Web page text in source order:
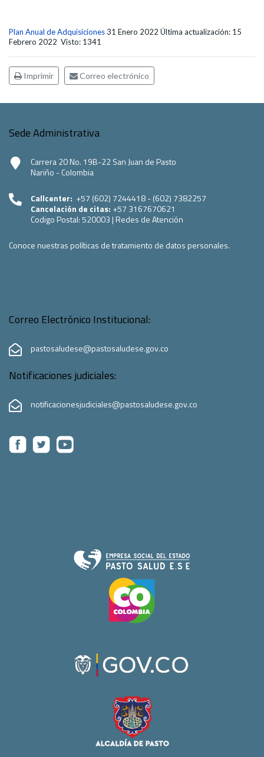
Plan Anual de Adquisiciones31 Enero 2022 Última actualización: 15
Febrero 2022 Visto: 1341
Imprimir Correo electrónico
Sede Administrativa
Carrera 20 No. 19B-22 San Juan de Pasto
Nariño - Colombia
Callcenter: +57 (602) 7244418 - (602) 7382257
Cancelación de citas: +57 3167670621
Codigo Postal:520003 | Redes de Atención
Conoce nuestras políticas de tratamiento de datos personales.
Correo Electrónico Institucional:
pastosaludese@pastosaludese.gov.co
Notificaciones judiciales:
notificacionesjudiciales@pastosaludese.gov.co